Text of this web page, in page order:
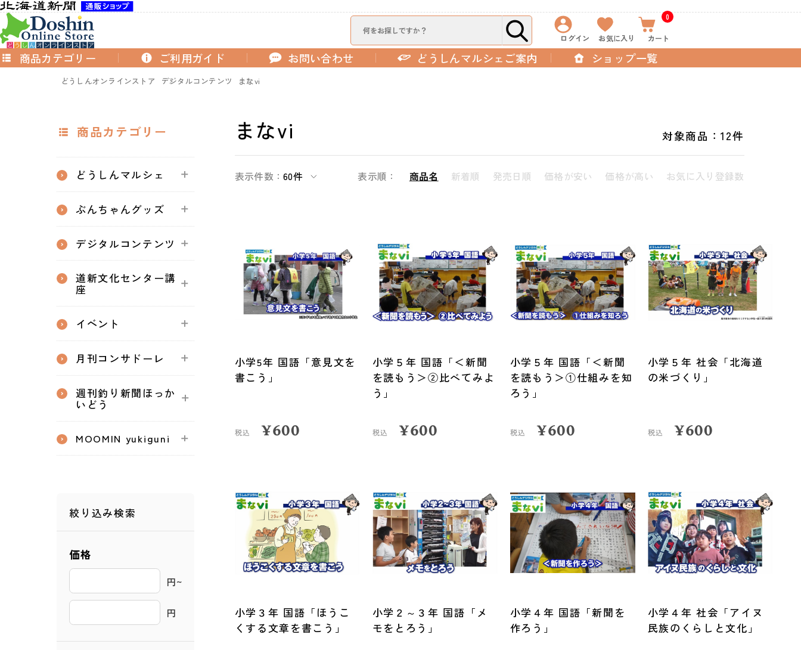
ログイン お気に入り
0
カート
商品カテゴリー ショップ一覧
ご利用ガイド お問い合わせ どうしんマルシェご案内
どうしんオンラインストア デジタルコンテンツ まなvi
商品カテゴリー
どうしんマルシェ
ぶんちゃんグッズ
デジタルコンテンツ
道新文化センター講
座
イベント
月刊コンサドーレ
週刊釣り新聞ほっか
いどう
MOOMIN yukiguni
絞り込み検索
価格
円~
円
まなvi 対象商品：12件
表示件数：60件 表示順： 商品名 新着順 発売日順 価格が安い 価格が高い お気に入り登録数
小学5年 国語「意見文を
書こう」
税込 ¥600
小学５年 国語「＜新聞
を読もう＞②比べてみよ
う」
税込 ¥600
小学５年 国語「＜新聞
を読もう＞①仕組みを知
ろう」
税込 ¥600
小学５年 社会「北海道
の米づくり」
税込 ¥600
小学３年 国語「ほうこ
くする文章を書こう」
小学２～３年 国語「メ
モをとろう」
小学４年 国語「新聞を
作ろう」
小学４年 社会「アイヌ
民族のくらしと文化」